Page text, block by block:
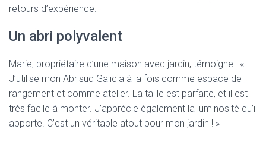
retours d’expérience.
Un abri polyvalent
Marie, propriétaire d’une maison avec jardin, témoigne : «
J’utilise mon Abrisud Galicia à la fois comme espace de
rangement et comme atelier. La taille est parfaite, et il est
très facile à monter. J’apprécie également la luminosité qu’il
apporte. C’est un véritable atout pour mon jardin ! »